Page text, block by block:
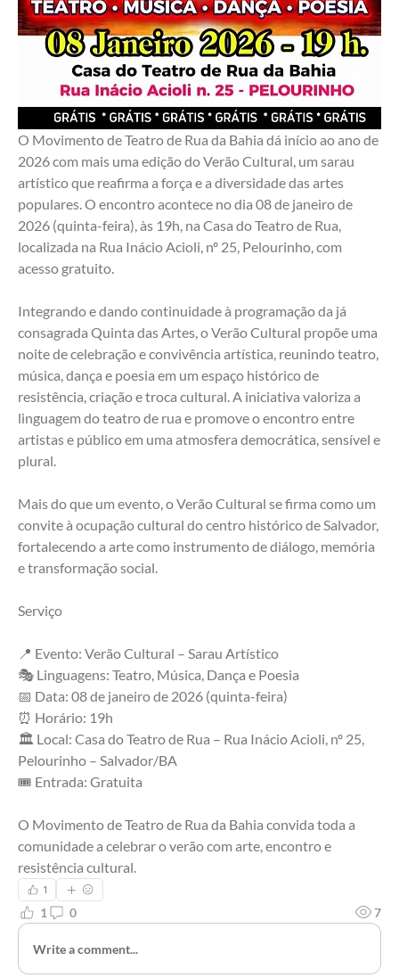
O Movimento de Teatro de Rua da Bahia dá início ao ano de
2026 com mais uma edição do Verão Cultural, um sarau
artístico que reafirma a força e a diversidade das artes
populares. O encontro acontece no dia 08 de janeiro de
2026 (quinta-feira), às 19h, na Casa do Teatro de Rua,
localizada na Rua Inácio Acioli, nº 25, Pelourinho, com
acesso gratuito.
Integrando e dando continuidade à programação da já
consagrada Quinta das Artes, o Verão Cultural propõe uma
noite de celebração e convivência artística, reunindo teatro,
música, dança e poesia em um espaço histórico de
resistência, criação e troca cultural. A iniciativa valoriza a
linguagem do teatro de rua e promove o encontro entre
artistas e público em uma atmosfera democrática, sensível e
plural.
Mais do que um evento, o Verão Cultural se firma como um
convite à ocupação cultural do centro histórico de Salvador,
fortalecendo a arte como instrumento de diálogo, memória
e transformação social.
Serviço
📍 Evento: Verão Cultural – Sarau Artístico
🎭 Linguagens: Teatro, Música, Dança e Poesia
📅 Data: 08 de janeiro de 2026 (quinta-feira)
⏰ Horário: 19h
🏛 Local: Casa do Teatro de Rua – Rua Inácio Acioli, nº 25,
Pelourinho – Salvador/BA
🎟 Entrada: Gratuita
O Movimento de Teatro de Rua da Bahia convida toda a
comunidade a celebrar o verão com arte, encontro e
resistência cultural.
1
1 0 7
Write a comment...